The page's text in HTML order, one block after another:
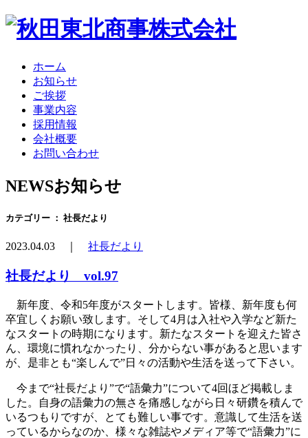
ホーム
お知らせ
ご挨拶
事業内容
採用情報
会社概要
お問い合わせ
NEWSお知らせ
カテゴリー ： 社長だより
2023.04.03 ｜ 社長だより
社長だより vol.97
新年度、令和5年度がスタートします。皆様、新年度も何
卒宜しくお願い致します。そして4月は入社や入学など新た
なスタートの時期になります。新たなスタートを迎えた皆さ
ん、環境に慣れなかったり、分からない事があると思います
が、是非とも“楽しんで”日々の活動や生活を送って下さい。
今まで“社長だより”で“語彙力”について4回ほど掲載しま
した。自身の語彙力の無さを痛感しながら日々研鑽を積んで
いるつもりですが、とても難しい事です。意識して生活を送
っているからなのか、様々な雑誌やメディア等で“語彙力”に